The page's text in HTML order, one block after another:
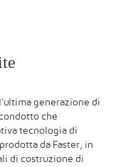
generazione di
che
tecnologia di
da Faster, in
di costruzione di